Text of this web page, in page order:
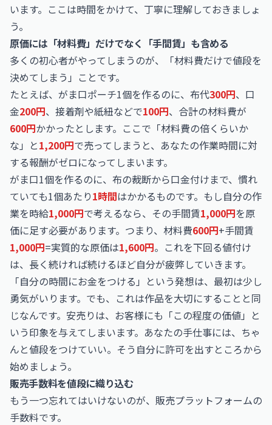
います。ここは時間をかけて、丁寧に理解しておきましょ
う。
原価には「材料費」だけでなく「手間賃」も含める
多くの初心者がやってしまうのが、「材料費だけで値段を
決めてしまう」ことです。
たとえば、がま口ポーチ1個を作るのに、布代300円、口
金200円、接着剤や紙紐などで100円、合計の材料費が
600円かかったとします。ここで「材料費の倍くらいか
な」と1,200円で売ってしまうと、あなたの作業時間に対
する報酬がゼロになってしまいます。
がま口1個を作るのに、布の裁断から口金付けまで、慣れ
ていても1個あたり1時間はかかるものです。もし自分の作
業を時給1,000円で考えるなら、その手間賃1,000円を原
価に足す必要があります。つまり、材料費600円+手間賃
1,000円=実質的な原価は1,600円。これを下回る値付け
は、長く続ければ続けるほど自分が疲弊していきます。
「自分の時間にお金をつける」という発想は、最初は少し
勇気がいります。でも、これは作品を大切にすることと同
じなんです。安売りは、お客様にも「この程度の価値」と
いう印象を与えてしまいます。あなたの手仕事には、ちゃ
んと値段をつけていい。そう自分に許可を出すところから
始めましょう。
販売手数料を値段に織り込む
もう一つ忘れてはいけないのが、販売プラットフォームの
手数料です。